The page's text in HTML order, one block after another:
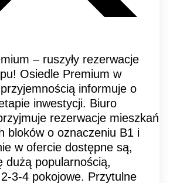
– ruszyły rezerwacje
Osiedle Premium w
informuje o
inwestycji. Biuro
rezerwacje mieszkań
bloków o oznaczeniu B1 i
w ofercie dostępne są,
dużą popularnością,
3-4 pokojowe. Przytulne